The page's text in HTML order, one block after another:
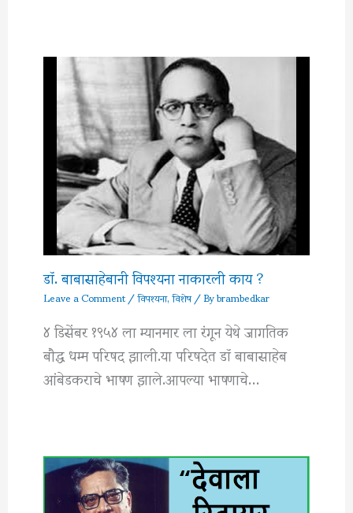
डॉ. बाबासाहेबानी विपश्यना नाकारली काय ?
Leave a Comment/विपश्यना,विशेष/ Bybrambedkar
४ डिसेंबर १९५४ ला म्यानमार ला रंगून येथे जागतिक
बौद्ध धम्म परिषद झाली.या परिषदेत डॉ बाबासाहेब
आंबेडकराचे भाषण झाले.आपल्या भाषणाचे…